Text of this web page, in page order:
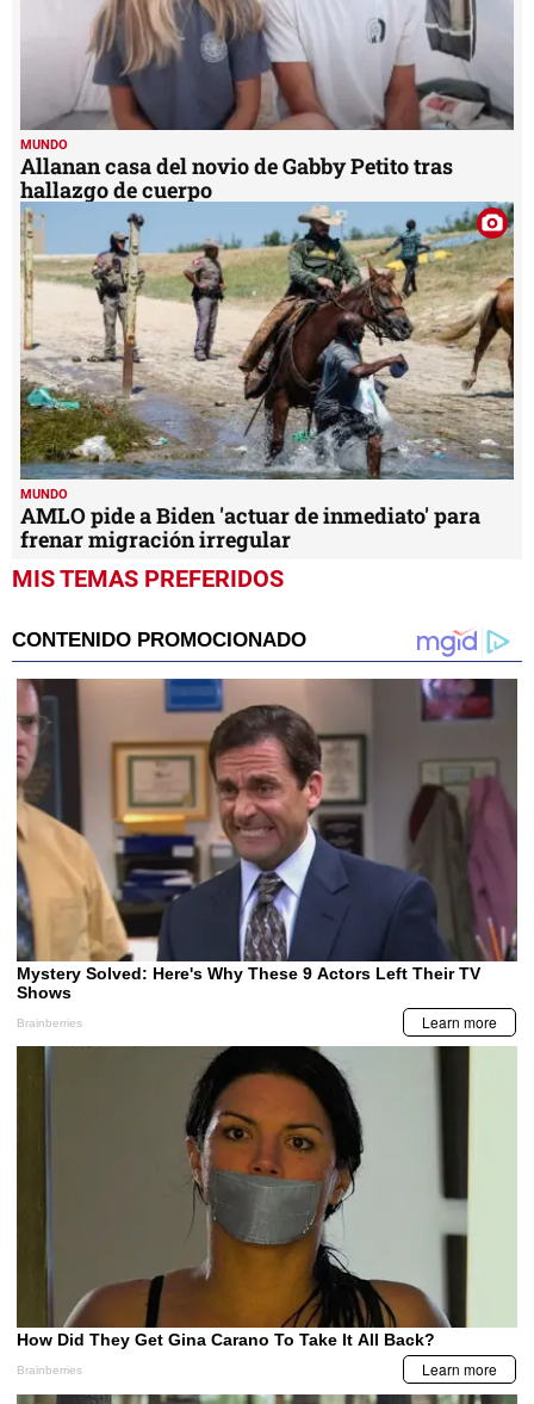
MUNDO
Allanan casa del novio de Gabby Petito tras
hallazgo de cuerpo
MUNDO
AMLO pide a Biden 'actuar de inmediato' para
frenar migración irregular
MIS TEMAS PREFERIDOS